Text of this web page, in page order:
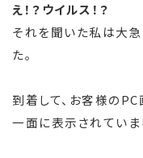
え！？ウイルス！？
それを聞いた私は大
た。
到着して、お客様の
一面に表示されていま